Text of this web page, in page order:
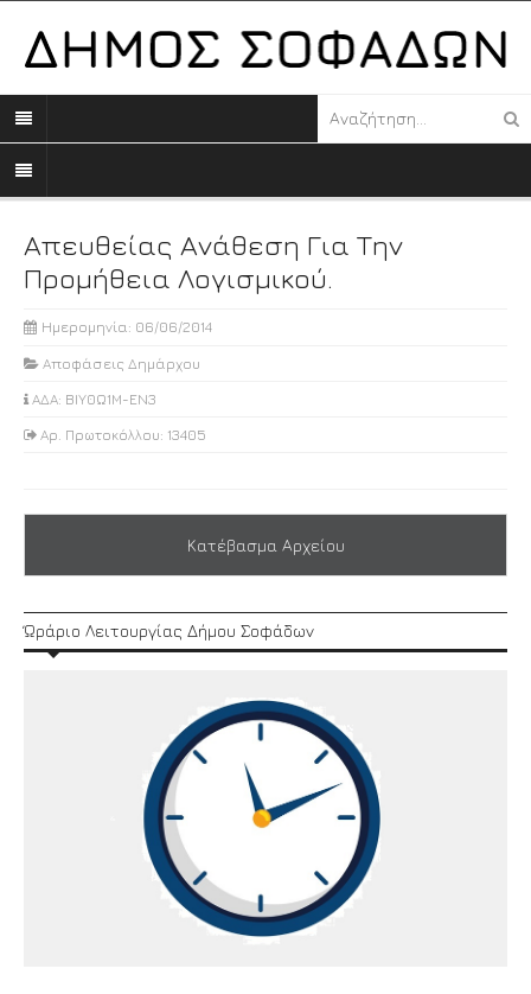
Απευθείας Ανάθεση Για Την
Προμήθεια Λογισμικού.
Ημερομηνία: 06/06/2014
Αποφάσεις Δημάρχου
ΑΔΑ: ΒΙΥ0Ω1Μ-ΕΝ3
Αρ. Πρωτοκόλλου: 13405
Κατέβασμα Αρχείου
Ώράριο Λειτουργίας Δήμου Σοφάδων